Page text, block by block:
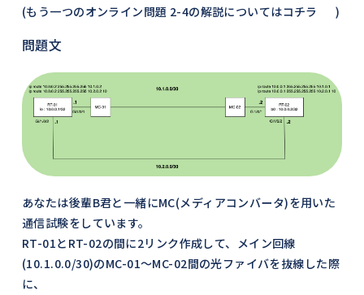
(もう一つのオンライン問題 2-4の解説についてはコチラ )
問題文
あなたは後輩B君と一緒にMC(メディアコンバータ)を用いた
通信試験をしています。
RT-01とRT-02の間に2リンク作成して、メイン回線
(10.1.0.0/30)のMC-01〜MC-02間の光ファイバを抜線した際
に、